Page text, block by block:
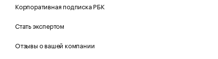
Корпоративная подписка РБК
Стать экспертом
Отзывы о вашей компании